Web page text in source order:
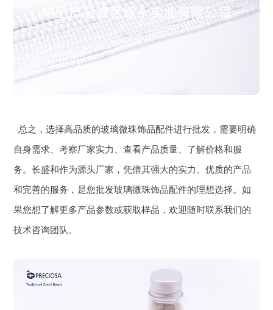
总之，选择高品质的玻璃微珠饰品配件进行批发，需要明确
自身需求、考察厂家实力、查看产品质量、了解价格和服
务。长盛和作为源头厂家，凭借其强大的实力、优质的产品
和完善的服务，是您批发玻璃微珠饰品配件的理想选择。如
果您想了解更多产品参数或获取样品，欢迎随时联系我们的
技术咨询团队。